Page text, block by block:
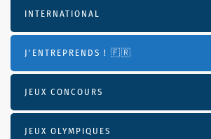
INTERNATIONAL
J'ENTREPRENDS ! 🇫🇷
JEUX CONCOURS
JEUX OLYMPIQUES